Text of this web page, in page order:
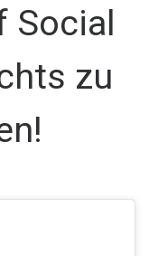
Social
zu